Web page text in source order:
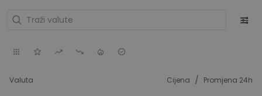
Valuta Cijena / Promjena 24h